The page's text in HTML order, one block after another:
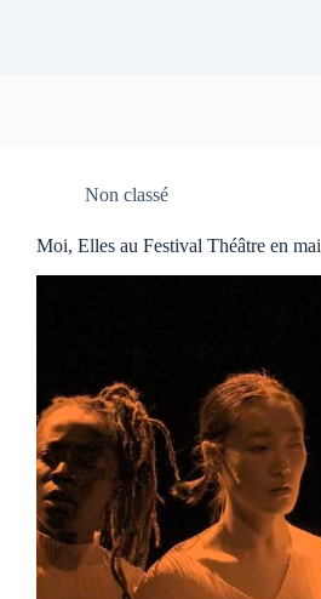
Non classé
Moi, Elles au Festival Théâtre en mai